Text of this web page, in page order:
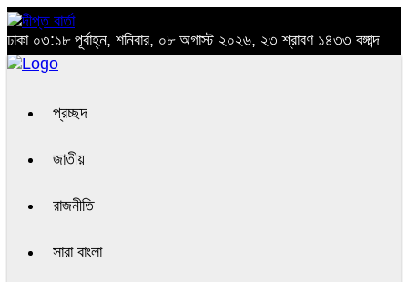
ঢাকা ০৩:১৮ পূর্বাহ্ন, শনিবার, ০৮ অগাস্ট ২০২৬, ২৩ শ্রাবণ ১৪৩৩ বঙ্গাব্দ
প্রচ্ছদ
জাতীয়
রাজনীতি
সারা বাংলা